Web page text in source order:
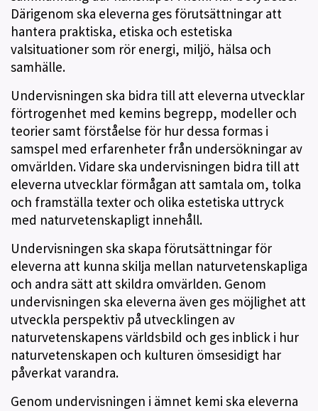
Därigenom ska eleverna ges förutsättningar att
hantera praktiska, etiska och estetiska
valsituationer som rör energi, miljö, hälsa och
samhälle.
Undervisningen ska bidra till att eleverna utvecklar
förtrogenhet med kemins begrepp, modeller och
teorier samt förståelse för hur dessa formas i
samspel med erfarenheter från undersökningar av
omvärlden. Vidare ska undervisningen bidra till att
eleverna utvecklar förmågan att samtala om, tolka
och framställa texter och olika estetiska uttryck
med naturvetenskapligt innehåll.
Undervisningen ska skapa förutsättningar för
eleverna att kunna skilja mellan naturvetenskapliga
och andra sätt att skildra omvärlden. Genom
undervisningen ska eleverna även ges möjlighet att
utveckla perspektiv på utvecklingen av
naturvetenskapens världsbild och ges inblick i hur
naturvetenskapen och kulturen ömsesidigt har
påverkat varandra.
Genom undervisningen i ämnet kemi ska eleverna